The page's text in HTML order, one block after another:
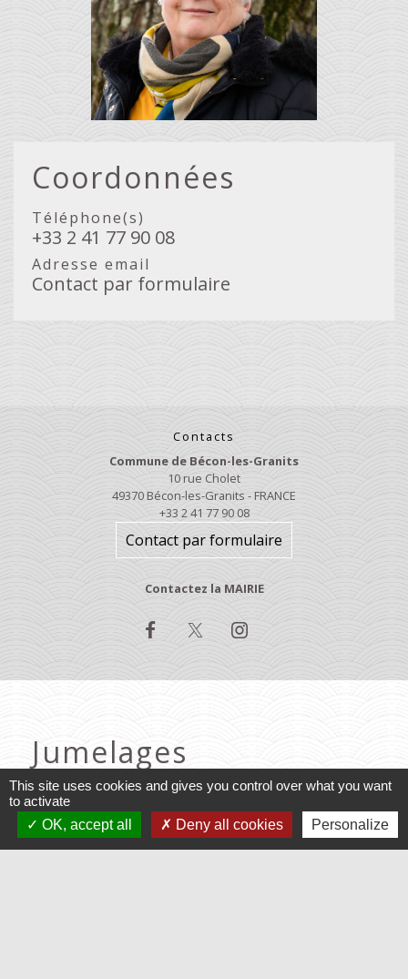
Coordonnées
Téléphone(s)
+33 2 41 77 90 08
Adresse email
Contact par formulaire
Contacts
Commune de Bécon-les-Granits
10 rue Cholet
49370 Bécon-les-Granits - FRANCE
+33 2 41 77 90 08
Contact par formulaire
Contactez la MAIRIE
Jumelages
Baruchowo, Pologne
Varennes, Québec
This site uses cookies and gives you control over what you want
to activate
OK, accept all
Deny all cookies Personalize